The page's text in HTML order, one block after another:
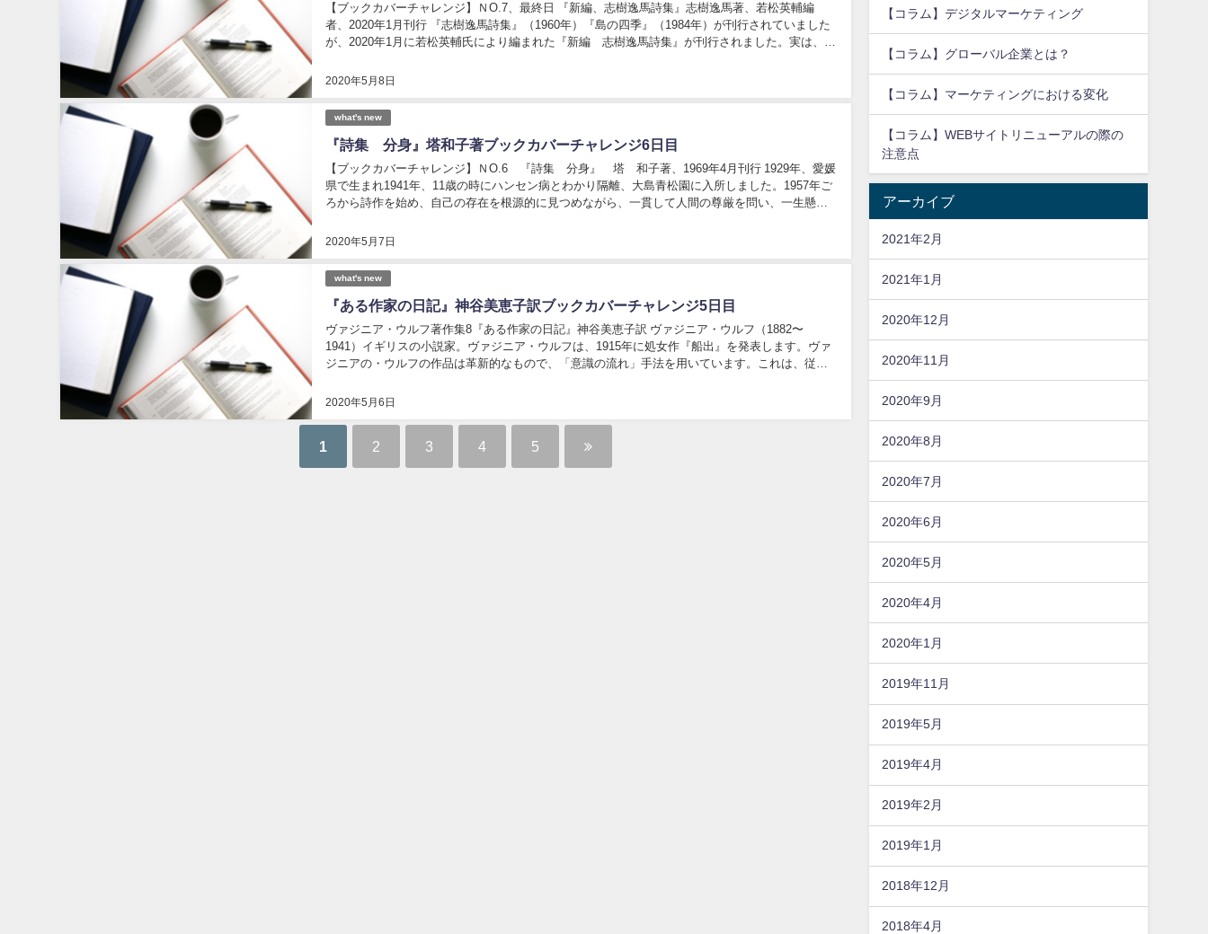
2020年5月8日
【ブックカバーチャレンジ】ＮO.7、最終日 『新編、志樹逸馬詩集』志樹逸馬著、若松英輔編
者、2020年1月刊行 『志樹逸馬詩集』（1960年）『島の四季』（1984年）が刊行されていました
が、2020年1月に若松英輔氏により編まれた『新編 志樹逸馬詩集』が刊行されました。実は、そ
what's new
『詩集 分身』塔和子著ブックカバーチャレンジ6日目
2020年5月7日
【ブックカバーチャレンジ】ＮO.6 『詩集 分身』 塔 和子著、1969年4月刊行 1929年、愛媛
県で生まれ1941年、11歳の時にハンセン病とわかり隔離、大島青松園に入所しました。1957年ご
ろから詩作を始め、自己の存在を根源的に見つめながら、一貫して人間の尊厳を問い、一生懸命
what's new
『ある作家の日記』神谷美恵子訳ブックカバーチャレンジ5日目
2020年5月6日
ヴァジニア・ウルフ著作集8『ある作家の日記』神谷美恵子訳 ヴァジニア・ウルフ（1882〜
1941）イギリスの小説家。ヴァジニア・ウルフは、1915年に処女作『船出』を発表します。ヴァ
ジニアの・ウルフの作品は革新的なもので、「意識の流れ」手法を用いています。これは、従来
1 2 3 4 5
【コラム】デジタルマーケティング
【コラム】グローバル企業とは？
【コラム】マーケティングにおける変化
【コラム】WEBサイトリニューアルの際の
注意点
アーカイブ
2021年2月
2021年1月
2020年12月
2020年11月
2020年9月
2020年8月
2020年7月
2020年6月
2020年5月
2020年4月
2020年1月
2019年11月
2019年5月
2019年4月
2019年2月
2019年1月
2018年12月
2018年4月